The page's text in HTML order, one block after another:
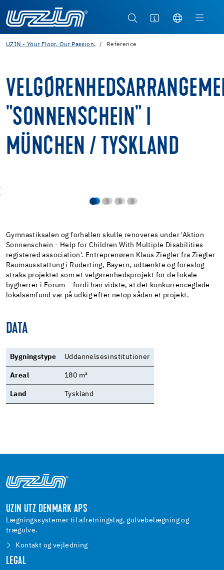
UZIN - Your Floor. Our Passion. Reference
"SONNENSCHEIN" I
MÜNCHEN / TYSKLAND
Gymnastiksalen og forhallen skulle renoveres under 'Aktion
Sonnenschein - Help for Children With Multiple Disabilities
registered association'. Entreprenøren Klaus Ziegler fra Ziegler
Raumausstattung i Ruderting, Bayern, udtænkte og foreslog
straks projektet som et velgørenhedsprojekt for de lokale
bygherrer i Forum – fordi han vidste, at det konkurrenceglade
lokalsamfund var på udkig efter netop sådan et projekt.
DATA
Bygningstype Uddannelsesinstitutioner
Areal 180 m²
Land Tyskland
UZIN UTZ DENMARK APS
Lægningssystemer til afretningslag, gulvebelægning og
trægulve.
Kontakt og vejledning
LEGAL